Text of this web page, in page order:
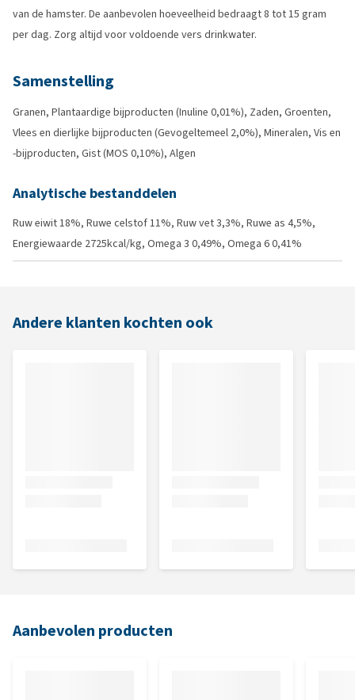
van de hamster. De aanbevolen hoeveelheid bedraagt 8 tot 15 gram
per dag. Zorg altijd voor voldoende vers drinkwater.
Samenstelling
Granen, Plantaardige bijproducten (Inuline 0,01%), Zaden, Groenten,
Vlees en dierlijke bijproducten (Gevogeltemeel 2,0%), Mineralen, Vis en
-bijproducten, Gist (MOS 0,10%), Algen
Analytische bestanddelen
Ruw eiwit 18%, Ruwe celstof 11%, Ruw vet 3,3%, Ruwe as 4,5%,
Energiewaarde 2725kcal/kg, Omega 3 0,49%, Omega 6 0,41%
Andere klanten kochten ook
Aanbevolen producten